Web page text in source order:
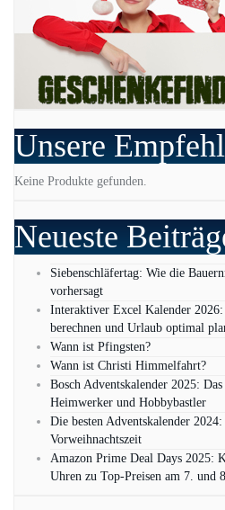
Unsere
Keine Produkte gefunden.
Neueste
Siebenschläfertag: Wie die
vorhersagt
Interaktiver Excel Kalender
berechnen und Urlaub optimal
Wann ist Pfingsten?
Wann ist Christi Himmelfahrt?
Bosch Adventskalender 2025:
Heimwerker und Hobbybastler
Die besten Adventskalender
Vorweihnachtszeit
Amazon Prime Deal Days 2025:
Uhren zu Top-Preisen am 7. und